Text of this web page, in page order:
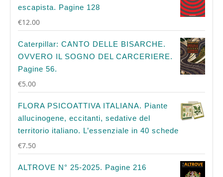
escapista. Pagine 128
€12.00
Caterpillar: CANTO DELLE BISARCHE.
OVVERO IL SOGNO DEL CARCERIERE.
Pagine 56.
€5.00
FLORA PSICOATTIVA ITALIANA. Piante
allucinogene, eccitanti, sedative del
territorio italiano. L’essenziale in 40 schede
€7.50
ALTROVE N° 25-2025. Pagine 216